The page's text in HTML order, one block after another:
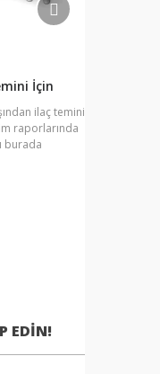
İçin
ilaç temini
raporlarında
burada
EDIN!